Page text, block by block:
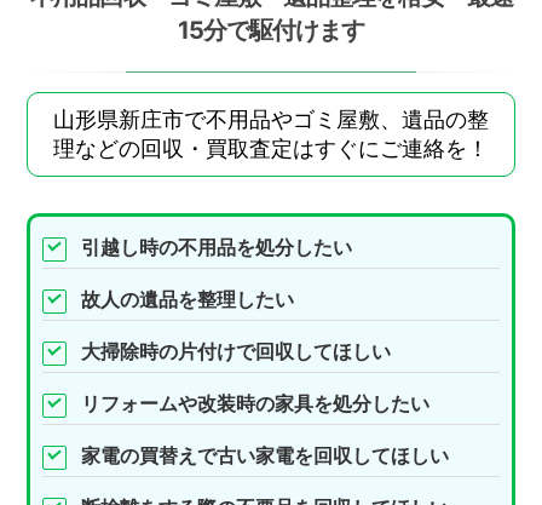
15分で駆付けます
山形県新庄市で不用品やゴミ屋敷、遺品の整
理などの回収・買取査定はすぐにご連絡を！
引越し時の不用品を処分したい
故人の遺品を整理したい
大掃除時の片付けで回収してほしい
リフォームや改装時の家具を処分したい
家電の買替えで古い家電を回収してほしい